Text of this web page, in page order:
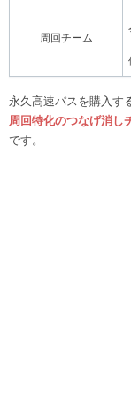
周回チーム
永久高速パスを購入す
周回特化のつなげ消し
です。